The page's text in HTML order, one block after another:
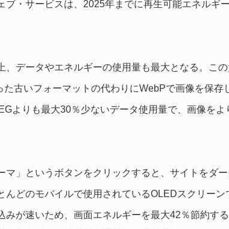
・サービスは、2025年までに再生可能エネルギ
データやエネルギーの使用量も最大となる。こ
古いフォーマットの代わりにWebPで画像を保存
よりも最大30％少ないデータ使用量で、画像をよ
」というボタンをクリックすると、サイトをダ
どのモバイルで使用されているOLEDスクリーン
みが速いため、画面エネルギーを最大42％節約す